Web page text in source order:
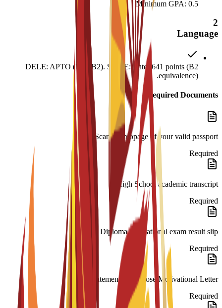
Minimum GPA: 0.5
2
Language
DELE: APTO (Pass B2). SIELE: Enter 641 points (B2
equivalence).
Required Documents
Scanned biopage of your valid passport.
Required
High School academic transcript
Required
Diploma and national exam result slip
Required
Statement of Purpose/Motivational Letter
Required